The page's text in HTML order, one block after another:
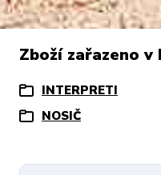
Zboží zařazeno
INTERPRETI
NOSIČ